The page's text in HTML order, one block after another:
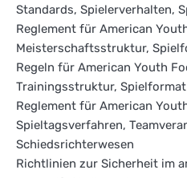
Standards, Spielerverhalten,
Reglement für American
Meisterschaftsstruktur,
Regeln für American Youth
Trainingsstruktur, Spielformat
Reglement für American
Spieltagsverfahren,
Schiedsrichterwesen
Richtlinien zur Sicherheit im